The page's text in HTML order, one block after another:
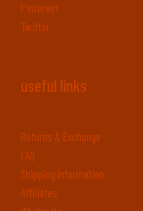
Pinterest
Twitter
useful links
Returns & Exchange
FAQ
Shipping Information
Affiliates